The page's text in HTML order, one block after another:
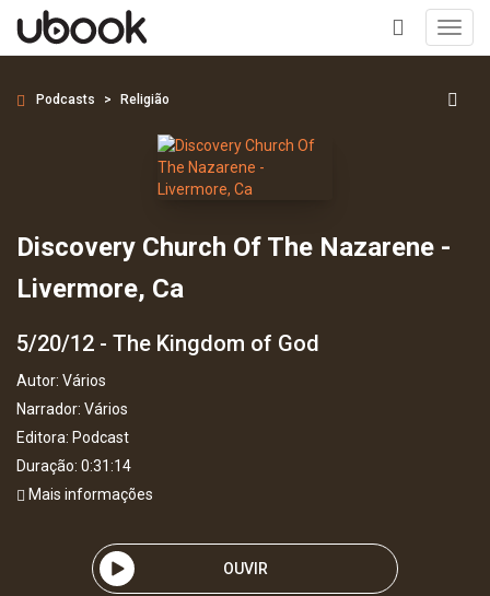
+
Podcasts Religião
Discovery Church Of The Nazarene -
Livermore, Ca
5/20/12 - The Kingdom of God
Autor: Vários
Narrador: Vários
Editora: Podcast
Duração: 0:31:14
Mais informações
OUVIR